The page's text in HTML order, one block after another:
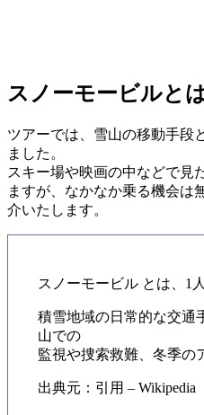
スノーモービルと
ツアーでは、雪山の移動手段
ました。
スキー場や映画の中などで見
ますが、なかなか乗る機会は
介いたします。
スノーモービル とは、1
積雪地域の日常的な交通
山での
監視や捜索救難、冬季の
出典元：引用 – Wikipedia